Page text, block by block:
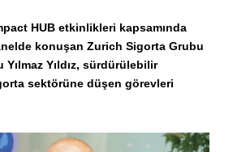
HUB etkinlikleri kapsamında
konuşan Zurich Sigorta Grubu
Yılmaz Yıldız, sürdürülebilir
sektörüne düşen görevleri